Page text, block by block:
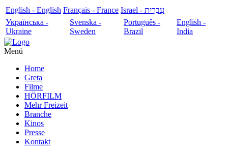
English - English Français - France
עִבְרִית - Israel
Українська -
Ukraine
Svenska -
Sweden
Português -
Brazil
English -
India
Menü
Home
Greta
Filme
HÖRFILM
Mehr Freizeit
Branche
Kinos
Presse
Kontakt